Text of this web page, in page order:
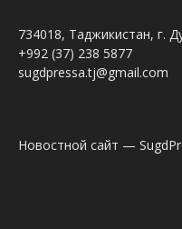
734018, Таджикистан, г.
+992 (37) 238 5877
sugdpressa.tj@gmail.com
Новостной сайт —